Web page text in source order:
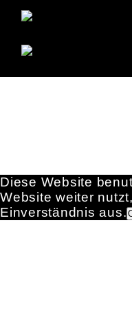
Diese Website
Website weiter
Einverständnis aus.